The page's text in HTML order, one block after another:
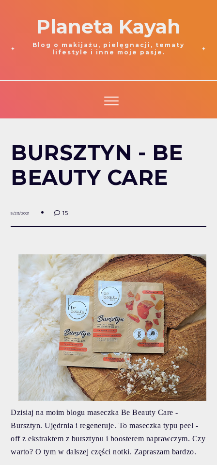
Planeta Kayah
Blog o makijażu, pielęgnacji, tematy
lifestyle i inne moje pasje.
BURSZTYN - BE
BEAUTY CARE
5/29/2021 15
Dzisiaj na moim blogu maseczka Be Beauty Care -
Bursztyn. Ujędrnia i regeneruje. To maseczka typu peel -
off z ekstraktem z bursztynu i boosterem naprawczym. Czy
warto? O tym w dalszej części notki. Zapraszam bardzo.